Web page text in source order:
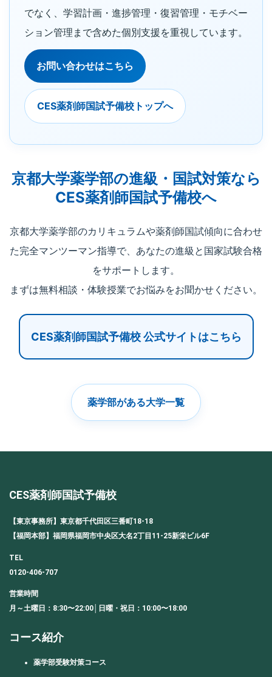
でなく、学習計画・進捗管理・復習管理・モチベー
ション管理まで含めた個別支援を重視しています。
お問い合わせはこちら
CES薬剤師国試予備校トップへ
京都大学薬学部の進級・国試対策なら
CES薬剤師国試予備校へ
京都大学薬学部のカリキュラムや薬剤師国試傾向に合わせ
た完全マンツーマン指導で、あなたの進級と国家試験合格
をサポートします。
まずは無料相談・体験授業でお悩みをお聞かせください。
CES薬剤師国試予備校 公式サイトはこちら
薬学部がある大学一覧
CES薬剤師国試予備校
【東京事務所】東京都千代田区三番町18-18
【福岡本部】福岡県福岡市中央区大名2丁目11-25新栄ビル6F
TEL
0120-406-707
営業時間
月～土曜日：8:30〜22:00│日曜・祝日：10:00〜18:00
コース紹介
薬学部受験対策コース